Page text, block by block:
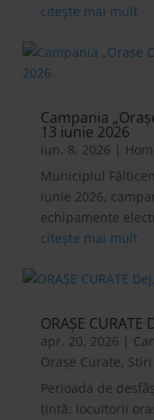
citește mai mult
Campania
13 iunie 2026
iun. 8, 2026 |
Municipiul
iunie 2026,
echipamente
citește mai mult
ORAȘE
apr. 20, 2026 |
Orașe Curate, Stiri
Perioada de
țintă: locuitorii